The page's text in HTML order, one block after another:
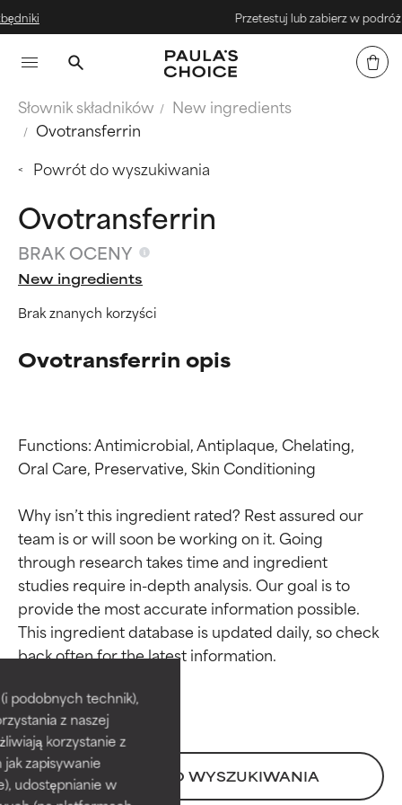
podobnych technik),
z naszej
korzystanie z
zapisywanie
udostępnianie w
Przetestuj lub zabierz w podróż - mini
Słownik składników
New ingredients
Ovotransferrin
Powrót do wyszukiwania
Ovotransferrin
BRAK OCENY
New ingredients
Brak znanych korzyści
Ovotransferrin opis
Functions: Antimicrobial, Antiplaque, Chelating,
Oral Care, Preservative, Skin Conditioning
Why isn’t this ingredient rated? Rest assured our
team is or will soon be working on it. Going
through research takes time and ingredient
studies require in-depth analysis. Our goal is to
provide the most accurate information possible.
This ingredient database is updated daily, so check
POWRÓT DO WYSZUKIWANIA
Oceny składników
BEST
Udowodnione i potwierdzone
przez niezależne badania.
Wyjątkowy składnik aktywny
odpowiedni dla większości
typów skóry i problemów
Oceny składników
BEST
Udowodnione i potwierdzone
przez niezależne badania.
Wyjątkowy składnik aktywny
odpowiedni dla większości
typów skóry i problemów